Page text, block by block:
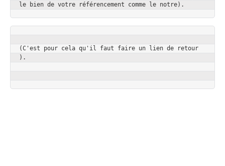
le bien de votre référencement comme le notre).
(C'est pour cela qu'il faut faire un lien de retour
).